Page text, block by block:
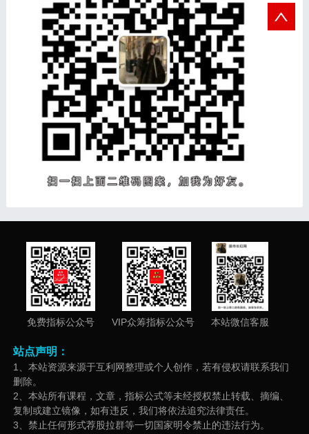
免费指标公众号 VIP众筹指标公众号 本站微信客服
站点声明：
1、本站资源来源于互利网整理或个人创作，若有侵权请联系我们
删除。
2、本站所有课程，文章，指标公式等未经授权禁止转载、摘编、
复制或建立镜像，如有违反，我们将依法追究法律责任。
3、禁止任何形式荐股拉群等一切国家明令禁止的违法行为。